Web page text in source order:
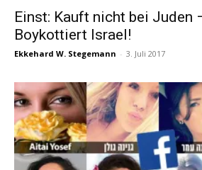
Einst: Kauft nicht bei Juden
Boykottiert Israel!
Ekkehard W. Stegemann - 3. Juli 2017